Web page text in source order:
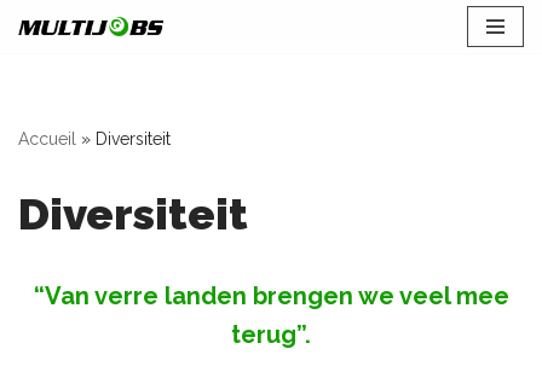
inhoud
Accueil » Diversiteit
Diversiteit
“Van verre landen brengen we veel mee
terug”.